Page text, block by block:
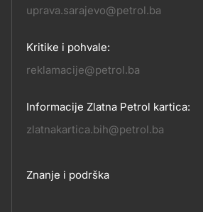
KONTAKT
uprava.sarajevo@petrol.ba
Kritike i pohvale:
reklamacije@petrol.ba
Informacije Zlatna Petrol kartica:
zlatnakartica.bih@petrol.ba
Footer
Znanje i podrška